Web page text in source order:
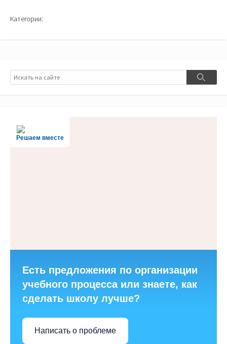
Категории:
Поиск
Поиск
Решаем вместе
Есть предложения по организации
учебного процесса или знаете, как
сделать школу лучше?
Написать о проблеме